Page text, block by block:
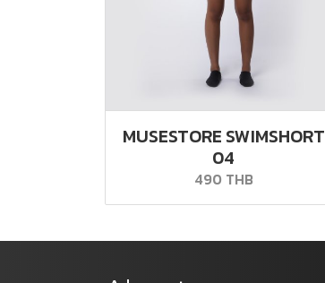
MUSESTORE SWIMSHORT
04
490 THB